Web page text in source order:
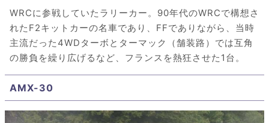
WRCに参戦していたラリーカー。90年代のWRCで構想さ
れたF2キットカーの名車であり、FFでありながら、当時
主流だった4WDターボとターマック（舗装路）では互角
の勝負を繰り広げるなど、フランスを熱狂させた1台。
AMX-30